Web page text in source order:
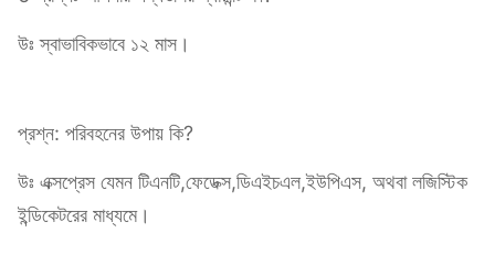
উঃ স্বাভাবিকভাবে ১২ মাস।
প্রশ্ন: পরিবহনের উপায় কি?
উঃ এক্সপ্রেস যেমন টিএনটি,ফেডেক্স,ডিএইচএল,ইউপিএস, অথবা লজিস্টিক
ইন্ডিকেটরের মাধ্যমে।